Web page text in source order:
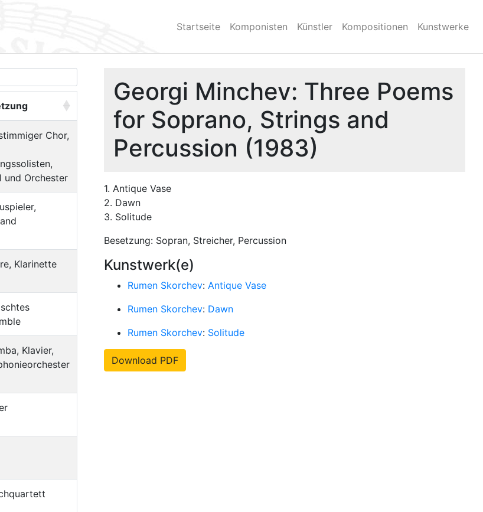
Startseite Komponisten Künstler Kompositionen Kunstwerke
Chor,
und Orchester
Klarinette
Klavier,
Georgi Minchev: Three Poems
for Soprano, Strings and
Percussion (1983)
1. Antique Vase
2. Dawn
3. Solitude
Besetzung: Sopran, Streicher, Percussion
Kunstwerk(e)
Rumen Skorchev: Antique Vase
Rumen Skorchev: Dawn
Rumen Skorchev: Solitude
Download PDF